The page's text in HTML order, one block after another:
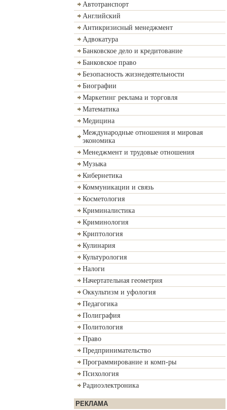
Автотранспорт
Английский
Антикризисный менеджмент
Адвокатура
Банковское дело и кредитование
Банковское право
Безопасность жизнедеятельности
Биографии
Маркетинг реклама и торговля
Математика
Медицина
Международные отношения и мировая
экономика
Менеджмент и трудовые отношения
Музыка
Кибернетика
Коммуникации и связь
Косметология
Криминалистика
Криминология
Криптология
Кулинария
Культурология
Налоги
Начертательная геометрия
Оккультизм и уфология
Педагогика
Полиграфия
Политология
Право
Предпринимательство
Программирование и комп-ры
Психология
Радиоэлектроника
РЕКЛАМА